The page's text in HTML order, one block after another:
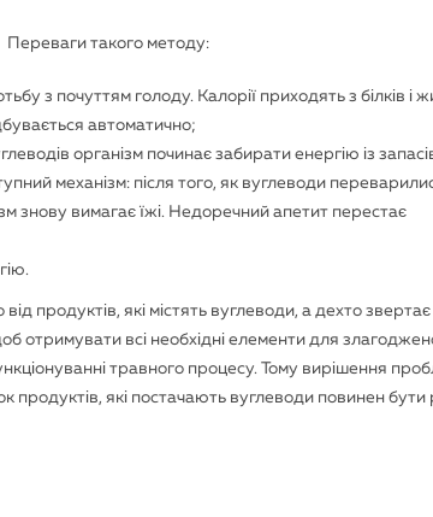
Переваги такого методу:
з почуттям голоду. Калорії приходять з білків і
автоматично;
організм починає забирати енергію із
механізм: після того, як вуглеводи
знову вимагає їжі. Недоречний апетит перестає
продуктів, які містять вуглеводи, а дехто
отримувати всі необхідні елементи для
травного процесу. Тому вирішення
які постачають вуглеводи повинен бути